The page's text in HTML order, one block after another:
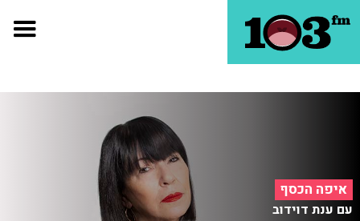
איפה הכסף
עם ענת דוידוב